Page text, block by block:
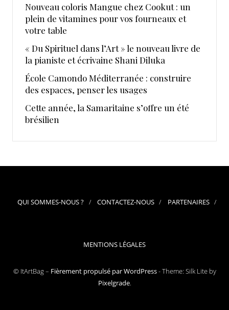
Nouveau coloris Mangue chez Cookut : un
plein de vitamines pour vos fourneaux et
votre table
« Du Spirituel dans l’Art » le nouveau livre de
la pianiste et écrivaine Shani Diluka
École Camondo Méditerranée : construire
des espaces, penser les usages
Cette année, la Samaritaine s’offre un été
brésilien
QUI SOMMES-NOUS ? CONTACTEZ-NOUS PARTENAIRES
MENTIONS LÉGALES
© ItArtBag – Fièrement propulsé par WordPress-Theme: Silk Lite by
Pixelgrade.